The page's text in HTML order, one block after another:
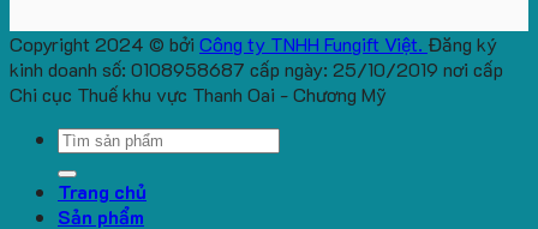
Copyright 2024 © bởi Công ty TNHH Fungift Việt. Đăng ký
kinh doanh số: 0108958687 cấp ngày: 25/10/2019 nơi cấp
Chi cục Thuế khu vực Thanh Oai - Chương Mỹ
Search
Trang chủ
Sản phẩm